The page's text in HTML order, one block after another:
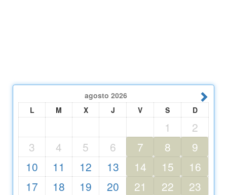
agosto 2026
L
M X J V S D
1
2
3
4 5 6 7 8
9
10
11 12 13 14 15
16
17
18 19 20 21 22
23